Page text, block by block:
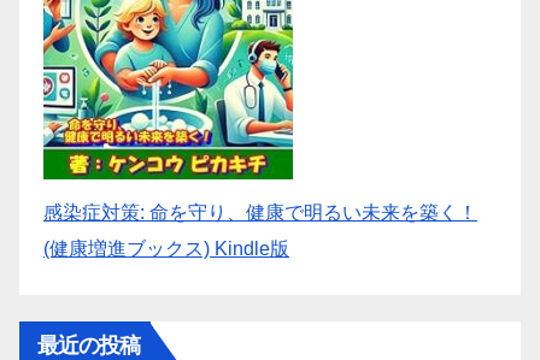
感染症対策: 命を守り、健康で明るい未来を築く！
(健康増進ブックス) Kindle版
最近の投稿